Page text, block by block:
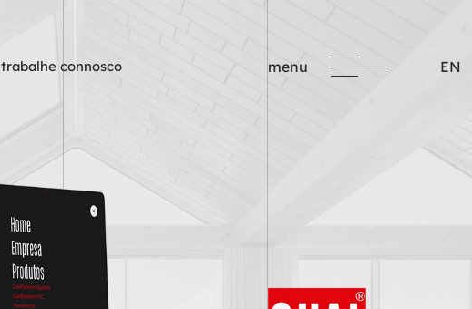
trabalhe connosco menu EN